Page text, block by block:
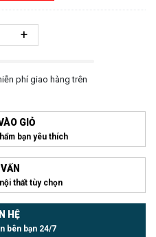
+
phí giao hàng trên
GIỎ
bạn yêu thích
thất tùy chọn
HỆ
bên bạn 24/7